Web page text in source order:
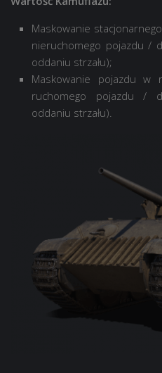
Maskowanie
nieruchomego pojazdu /
oddaniu strzału);
Maskowanie pojazdu
ruchomego pojazdu /
oddaniu strzału).